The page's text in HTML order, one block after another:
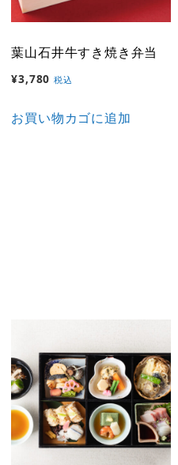
葉山石井牛すき焼き弁当
¥3,780 税込
お買い物カゴに追加